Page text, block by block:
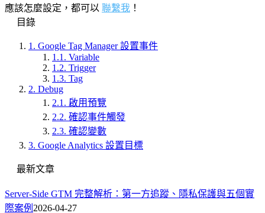
應該怎麼設定，都可以 聯繫我 ！
目錄
1. Google Tag Manager 設置事件
1.1. Variable
1.2. Trigger
1.3. Tag
2. Debug
2.1. 啟用預覽
2.2. 確認事件觸發
2.3. 確認變數
3. Google Analytics 設置目標
最新文章
Server-Side GTM 完整解析：第一方追蹤、隱私保護與五個實
際案例 2026-04-27